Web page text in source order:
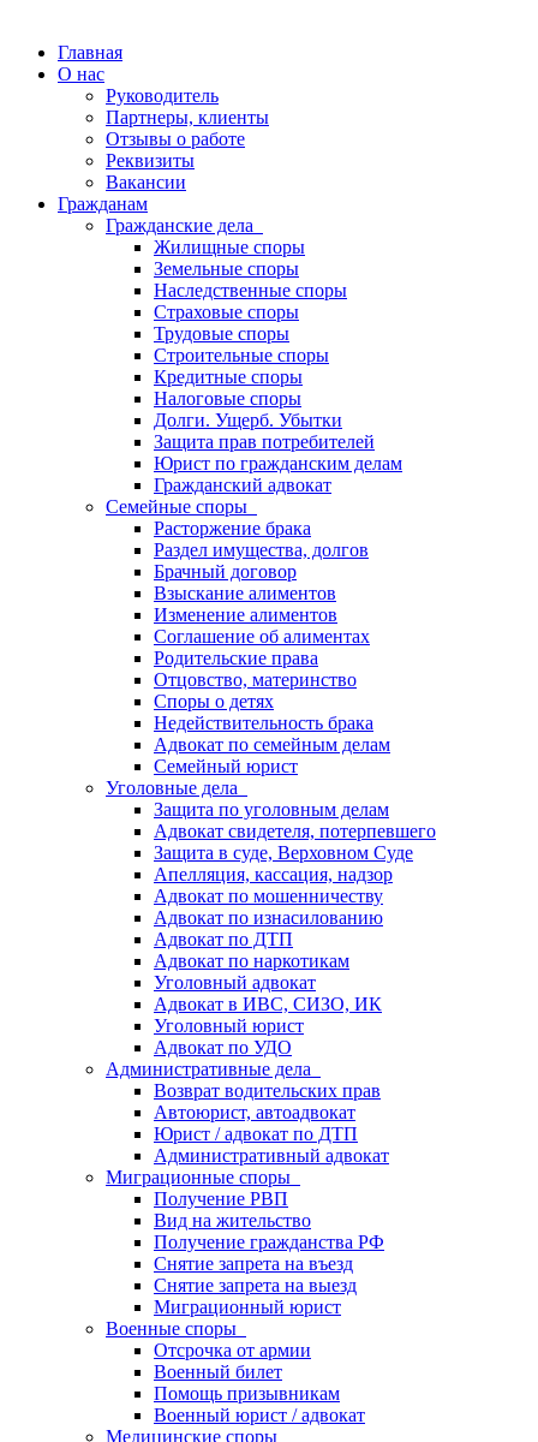
Главная
О нас
Руководитель
Партнеры, клиенты
Отзывы о работе
Реквизиты
Вакансии
Гражданам
Гражданские дела
Жилищные споры
Земельные споры
Наследственные споры
Страховые споры
Трудовые споры
Строительные споры
Кредитные споры
Налоговые споры
Долги. Ущерб. Убытки
Защита прав потребителей
Юрист по гражданским делам
Гражданский адвокат
Семейные споры
Расторжение брака
Раздел имущества, долгов
Брачный договор
Взыскание алиментов
Изменение алиментов
Соглашение об алиментах
Родительские права
Отцовство, материнство
Споры о детях
Недействительность брака
Адвокат по семейным делам
Семейный юрист
Уголовные дела
Защита по уголовным делам
Адвокат свидетеля, потерпевшего
Защита в суде, Верховном Суде
Апелляция, кассация, надзор
Адвокат по мошенничеству
Адвокат по изнасилованию
Адвокат по ДТП
Адвокат по наркотикам
Уголовный адвокат
Адвокат в ИВС, СИЗО, ИК
Уголовный юрист
Адвокат по УДО
Административные дела
Возврат водительских прав
Автоюрист, автоадвокат
Юрист / адвокат по ДТП
Административный адвокат
Миграционные споры
Получение РВП
Вид на жительство
Получение гражданства РФ
Снятие запрета на въезд
Снятие запрета на выезд
Миграционный юрист
Военные споры
Отсрочка от армии
Военный билет
Помощь призывникам
Военный юрист / адвокат
Медицинские споры